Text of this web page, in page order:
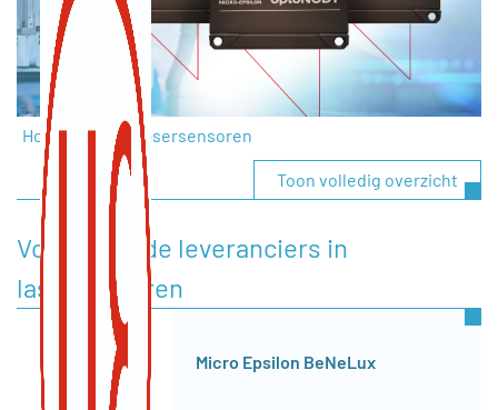
Hoogwaardige lasersensoren
Toon volledig overzicht
Voorgestelde leveranciers in
lasersensoren
Micro Epsilon BeNeLux